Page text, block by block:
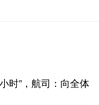
时”，航司：向全体